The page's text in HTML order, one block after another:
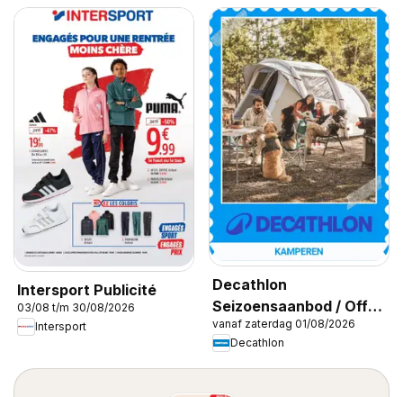
Intersport Publicité
03/08 t/m 30/08/2026
Intersport
Decathlon
Seizoensaanbod / Offre
saisonnière
vanaf zaterdag 01/08/2026
Decathlon